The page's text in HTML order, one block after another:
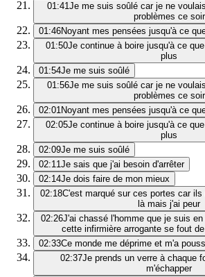
01:41Je me suis soûlé car je ne
problèmes ce soir
01:46Noyant mes pensées jusqu'à ce
01:50Je continue à boire jusqu'à ce
plus
01:54Je me suis soûlé
01:56Je me suis soûlé car je ne
problèmes ce soir
02:01Noyant mes pensées jusqu'à ce
02:05Je continue à boire jusqu'à ce
plus
02:09Je me suis soûlé
02:11Je sais que j'ai besoin d'arrêter
02:14Je dois faire de mon mieux
02:18C'est marqué sur ces portes car ils
là mais j'ai peur
02:26J'ai chassé l'homme que je suis
cette infirmière arrogante se fout
02:33Ce monde me déprime et m'a
02:37Je prends un verre à chaque
m'échapper